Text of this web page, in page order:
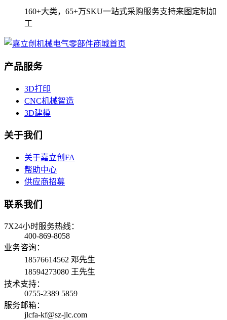
160+大类，65+万SKU一站式采购服务支持来图定制加
工
产品服务
3D打印
CNC机械智造
3D建模
关于我们
关于嘉立创FA
帮助中心
供应商招募
联系我们
7X24小时服务热线：
400-869-8058
业务咨询：
18576614562 邓先生
18594273080 王先生
技术支持：
0755-2389 5859
服务邮箱：
jlcfa-kf@sz-jlc.com